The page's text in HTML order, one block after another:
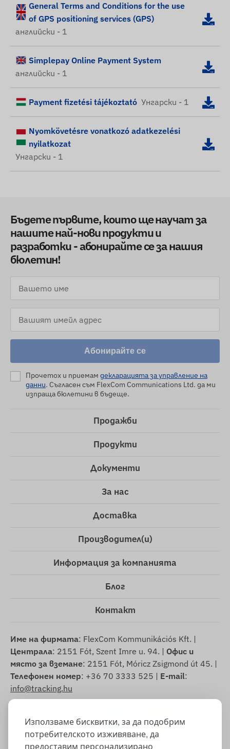
Използваме бисквитки, за да подобрим
потребителското изживяване, да
предоставим персонализирано
General Terms and Conditions for the use
of GPS positioning services (GPS)
английски - 1
Simplepay Online Payment System
английски - 1
Payment fizetési tájékoztató Унгарски - 1
Nyomkövetésre vonatkozó adatkezelési
nyilatkozat
Унгарски - 1
Бъдете първите, които ще научат за
нашите най-нови продукти и
разработки - абонирайте се за нашия
бюлетин!
Абонирайте се
Прочетох и приемам декларацията за управление на
данни. Съгласен съм FlexCom Communications Ltd. да ми
изпраща бюлетини в бъдеще.
Продажби
Продукти
Документи
За нас
Доставка
Производител(и)
Информация за компанията
Блог
Контакт
Име на фирмата: FlexCom Kommunikációs Kft. |
Централа: 2151 Fót, Szent Imre u. 94. | Офис и
място за вземане: 2151 Fót, Móricz Zsigmond út 45. |
Телефонен номер: +36 70 3333 525 | E-mail:
info@tracking.hu